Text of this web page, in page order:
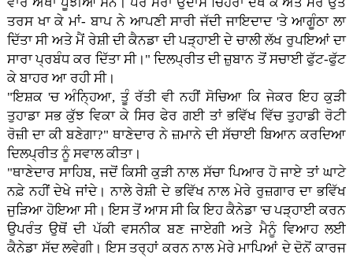
ਤਰਸ ਖਾ ਕੇ ਮਾਂ- ਬਾਪ ਨੇ ਆਪਣੀ ਸਾਰੀ ਜੱਦੀ ਜਾਇਦਾਦ 'ਤੇ ਆਗੂੰਠਾ ਲਾ
ਦਿੱਤਾ ਸੀ ਅਤੇ ਮੈਂ ਰੇਸ਼ੀ ਦੀ ਕੈਨਡਾ ਦੀ ਪੜ੍ਹਾਈ ਦੇ ਚਾਲੀ ਲੱਖ ਰੁਪਇਆਂ ਦਾ
ਸਾਰਾ ਪ੍ਰਬੰਧ ਕਰ ਦਿੱਤਾ ਸੀ।" ਦਿਲਪ੍ਰੀਤ ਦੀ ਜ਼ੁਬਾਨ ਤੋਂ ਸਚਾਈ ਫੁੱਟ-ਫੁੱਟ
ਕੇ ਬਾਹਰ ਆ ਰਹੀ ਸੀ।
"ਇਸ਼ਕ 'ਚ ਅੰਨ੍ਹਿਆ, ਤੂੰ ਰੱਤੀ ਵੀ ਨਹੀਂ ਸੋਚਿਆ ਕਿ ਜੇਕਰ ਇਹ ਕੁੜੀ
ਤੁਹਾਡਾ ਸਭ ਕੁੱਝ ਵਿਕਾ ਕੇ ਸਿਰ ਫੇਰ ਗਈ ਤਾਂ ਭਵਿੱਖ ਵਿੱਚ ਤੁਹਾਡੀ ਰੋਟੀ
ਰੋਜ਼ੀ ਦਾ ਕੀ ਬਣੇਗਾ?" ਥਾਣੇਦਾਰ ਨੇ ਜ਼ਮਾਨੇ ਦੀ ਸੱਚਾਈ ਬਿਆਨ ਕਰਦਿਆ
ਦਿਲਪ੍ਰੀਤ ਨੂੰ ਸਵਾਲ ਕੀਤਾ।
"ਥਾਣੇਦਾਰ ਸਾਹਿਬ, ਜਦੋਂ ਕਿਸੀ ਕੁੜੀ ਨਾਲ ਸੱਚਾ ਪਿਆਰ ਹੋ ਜਾਏ ਤਾਂ ਘਾਟੇ
ਨਫ਼ੇ ਨਹੀਂ ਦੇਖੇ ਜਾਂਦੇ। ਨਾਲੇ ਰੇਸ਼ੀ ਦੇ ਭਵਿੱਖ ਨਾਲ ਮੇਰੇ ਰੁਜ਼ਗਾਰ ਦਾ ਭਵਿੱਖ
ਜੁੜਿਆ ਹੋਇਆ ਸੀ। ਇਸ ਤੋਂ ਆਸ ਸੀ ਕਿ ਇਹ ਕੈਨੇਡਾ 'ਚ ਪੜ੍ਹਾਈ ਕਰਨ
ਉਪਰੰਤ ਉਥੋਂ ਦੀ ਪੱਕੀ ਵਸਨੀਕ ਬਣ ਜਾਏਗੀ ਅਤੇ ਮੈਨੂੰ ਵਿਆਹ ਲਈ
ਕੈਨੇਡਾ ਸੱਦ ਲਵੇਗੀ। ਇਸ ਤਰ੍ਹਾਂ ਕਰਨ ਨਾਲ ਮੇਰੇ ਮਾਪਿਆਂ ਦੇ ਦੋਨੋਂ ਕਾਰਜ